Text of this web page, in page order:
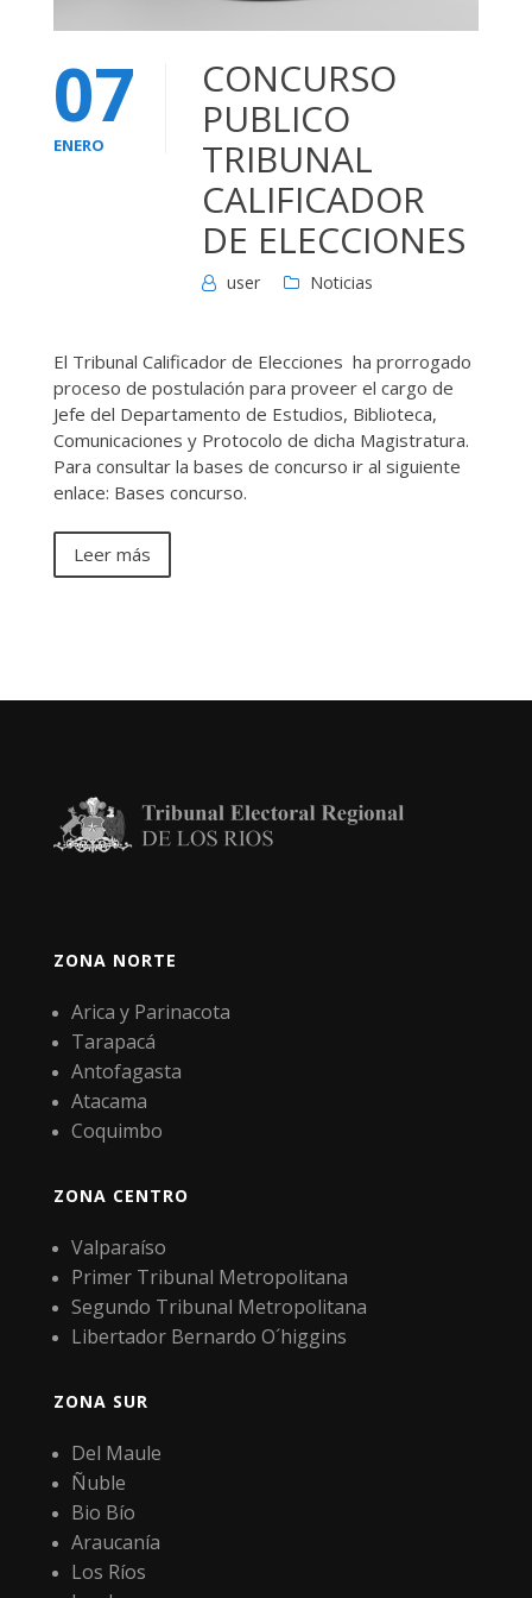
07
ENERO
CONCURSO
PUBLICO
TRIBUNAL
CALIFICADOR
DE ELECCIONES
user Noticias
El Tribunal Calificador de Elecciones ha prorrogado
proceso de postulación para proveer el cargo de
Jefe del Departamento de Estudios, Biblioteca,
Comunicaciones y Protocolo de dicha Magistratura.
Para consultar la bases de concurso ir al siguiente
enlace: Bases concurso.
Leer más
ZONA NORTE
Arica y Parinacota
Tarapacá
Antofagasta
Atacama
Coquimbo
ZONA CENTRO
Valparaíso
Primer Tribunal Metropolitana
Segundo Tribunal Metropolitana
Libertador Bernardo O´higgins
ZONA SUR
Del Maule
Ñuble
Bio Bío
Araucanía
Los Ríos